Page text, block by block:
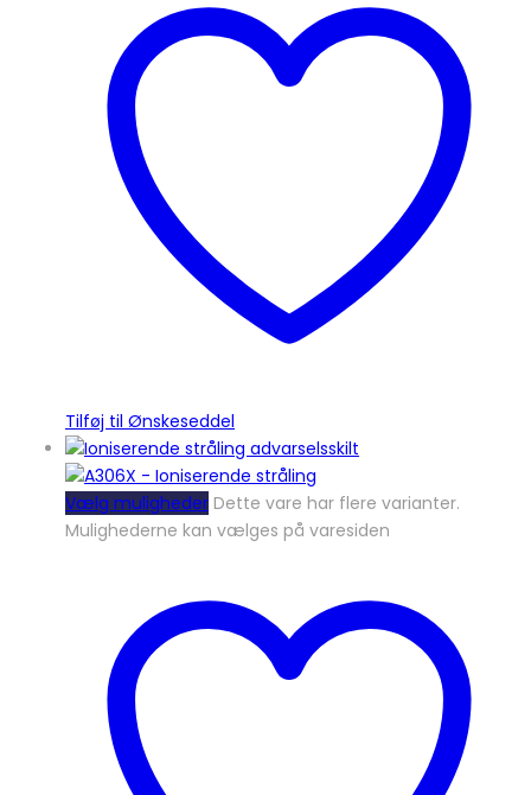
Tilføj til Ønskeseddel
Vælg muligheder Dette vare har flere varianter.
Mulighederne kan vælges på varesiden